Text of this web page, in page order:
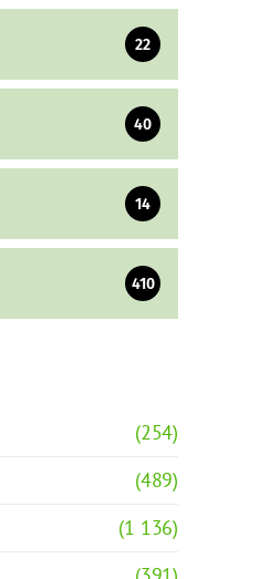
22
40
14
410
(254)
(489)
(1 136)